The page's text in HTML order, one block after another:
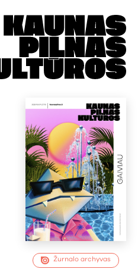
Žurnalo archyvas